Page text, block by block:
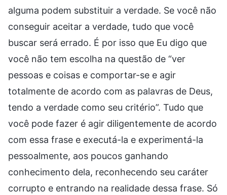
alguma podem substituir a verdade. Se você não
conseguir aceitar a verdade, tudo que você
buscar será errado. É por isso que Eu digo que
você não tem escolha na questão de “ver
pessoas e coisas e comportar-se e agir
totalmente de acordo com as palavras de Deus,
tendo a verdade como seu critério”. Tudo que
você pode fazer é agir diligentemente de acordo
com essa frase e executá-la e experimentá-la
pessoalmente, aos poucos ganhando
conhecimento dela, reconhecendo seu caráter
corrupto e entrando na realidade dessa frase. Só